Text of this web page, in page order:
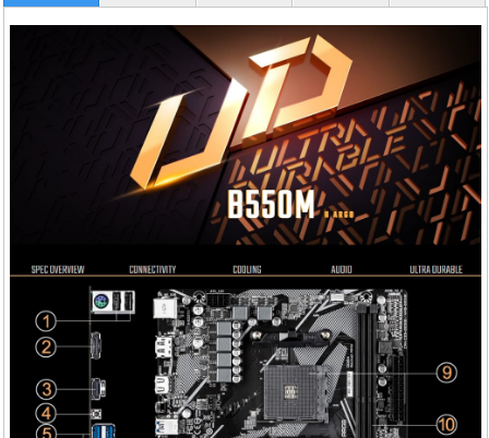
服務
退換貨
關